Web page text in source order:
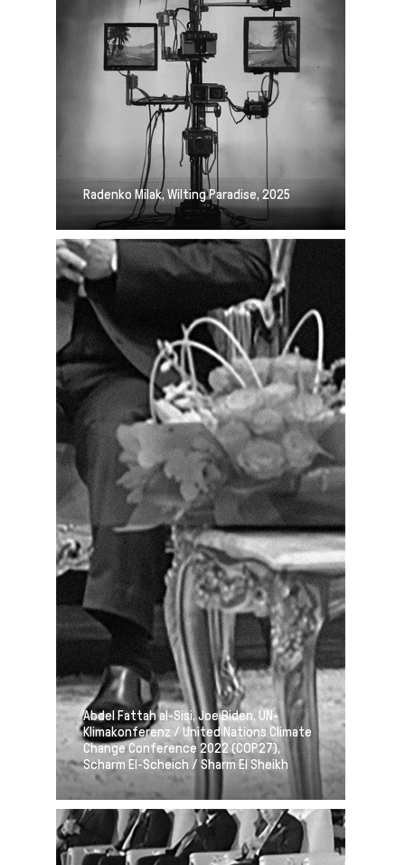
Radenko Milak, Wilting Paradise, 2025
Abdel Fattah al-Sisi, Joe Biden, UN-
Klimakonferenz / United Nations Climate
Change Conference 2022 (COP27),
Scharm El-Scheich / Sharm El Sheikh